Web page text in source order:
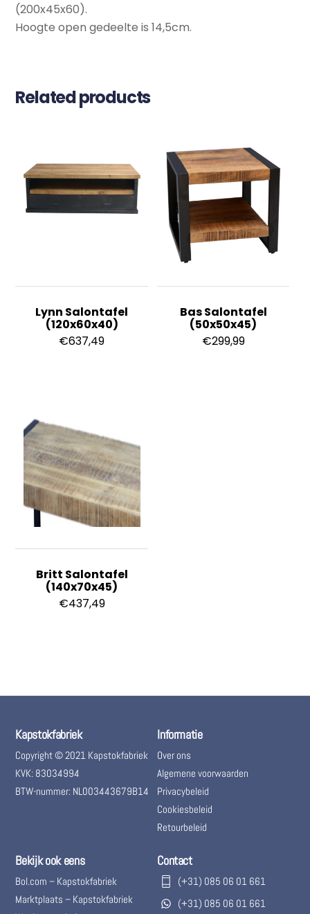
(200x45x60).
Hoogte open gedeelte is 14,5cm.
Related products
Lynn Salontafel
(120x60x40)
€637,49
Bas Salontafel
(50x50x45)
€299,99
Britt Salontafel
(140x70x45)
€437,49
Kapstokfabriek
Copyright © 2021 Kapstokfabriek
KVK: 83034994
BTW-nummer: NL003443679B14
Informatie
Over ons
Algemene voorwaarden
Privacybeleid
Cookiesbeleid
Retourbeleid
Bekijk ook eens
Bol.com – Kapstokfabriek
Marktplaats – Kapstokfabriek
Contact
(+31) 085 06 01 661
(+31) 085 06 01 661